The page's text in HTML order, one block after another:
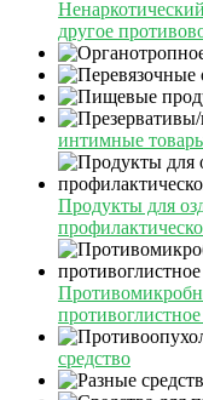
другое
интимные
Продукты для
средство